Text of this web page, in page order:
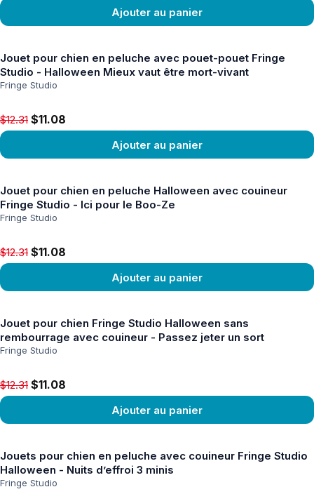
Ajouter au panier
Jouet pour chien en peluche avec pouet-pouet Fringe
Studio - Halloween Mieux vaut être mort-vivant
Fringe Studio
Original price $12.31, now $11.08
$12.31 $11.08
Ajouter au panier
Jouet pour chien en peluche Halloween avec couineur
Fringe Studio - Ici pour le Boo-Ze
Fringe Studio
Original price $12.31, now $11.08
$12.31 $11.08
Ajouter au panier
Jouet pour chien Fringe Studio Halloween sans
rembourrage avec couineur - Passez jeter un sort
Fringe Studio
Original price $12.31, now $11.08
$12.31 $11.08
Ajouter au panier
Jouets pour chien en peluche avec couineur Fringe Studio
Halloween - Nuits d’effroi 3 minis
Fringe Studio